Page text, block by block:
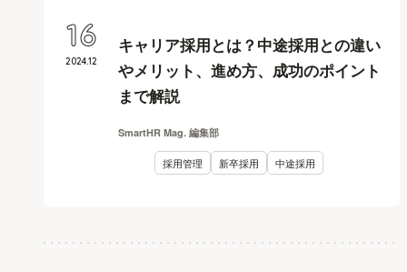
キャリア採用とは？中途採用との違い
やメリット、進め方、成功のポイント
まで解説
SmartHR Mag. 編集部
採用管理 新卒採用 中途採用
2024.12
16